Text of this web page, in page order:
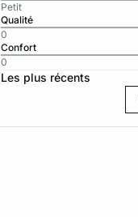
Petit
Qualité
0
Confort
0
Les plus récents